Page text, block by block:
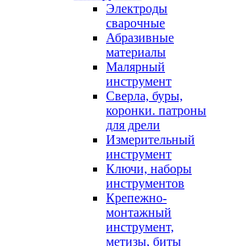
Электроды
сварочные
Абразивные
материалы
Малярный
инструмент
Сверла, буры,
коронки. патроны
для дрели
Измерительный
инструмент
Ключи, наборы
инструментов
Крепежно-
монтажный
инструмент,
метизы, биты